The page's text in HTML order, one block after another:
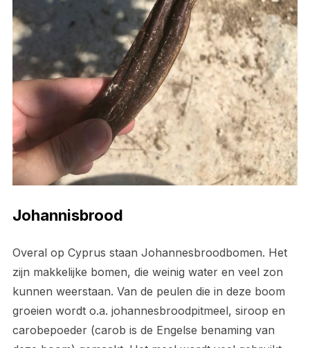
Johannisbrood
Overal op Cyprus staan Johannesbroodbomen. Het
zijn makkelijke bomen, die weinig water en veel zon
kunnen weerstaan. Van de peulen die in deze boom
groeien wordt o.a. johannesbroodpitmeel, siroop en
carobepoeder (carob is de Engelse benaming van